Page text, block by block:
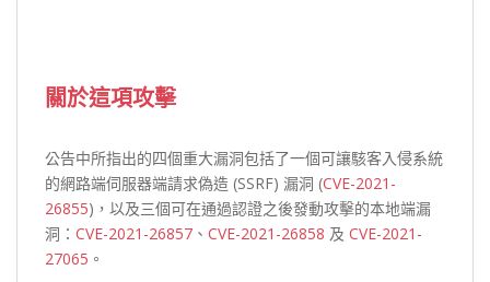
關於這項攻擊
公告中所指出的四個重大漏洞包括了一個可讓駭客入侵系統
的網路端伺服器端請求偽造 (SSRF) 漏洞 (CVE-2021-
26855)，以及三個可在通過認證之後發動攻擊的本地端漏
洞： CVE-2021-26857 、 CVE-2021-26858 及 CVE-2021-
27065 。